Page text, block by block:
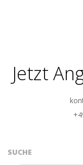
Jetzt
SUCHE